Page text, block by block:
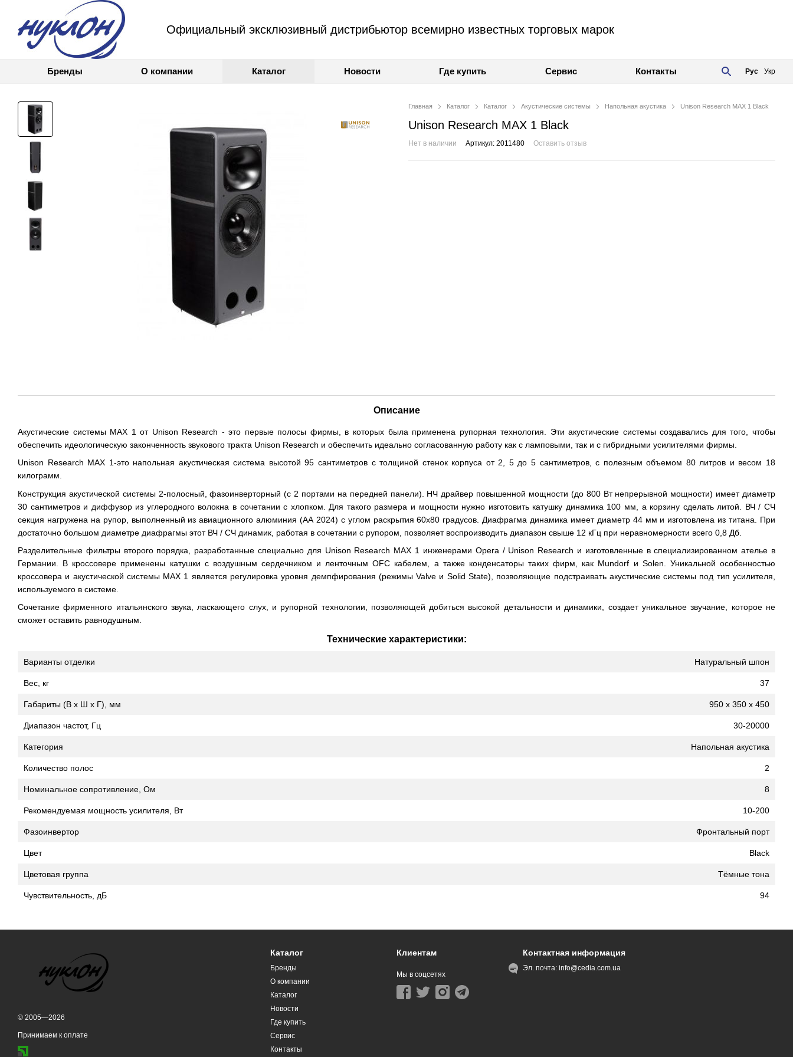
Официальный эксклюзивный дистрибьютор всемирно известных торговых марок
Бренды О компании Каталог Новости Где купить Сервис Контакты Рус Укр
Главная Каталог Каталог Акустические системы Напольная акустика Unison Research MAX 1 Black
Unison Research MAX 1 Black
Нет в наличии Артикул: 2011480 Оставить отзыв
Описание
Акустические системы MAX 1 от Unison Research - это первые полосы фирмы, в которых была применена рупорная технология. Эти акустические системы создавались для того, чтобы
обеспечить идеологическую законченность звукового тракта Unison Research и обеспечить идеально согласованную работу как с ламповыми, так и с гибридными усилителями фирмы.
Unison Research MAX 1-это напольная акустическая система высотой 95 сантиметров с толщиной стенок корпуса от 2, 5 до 5 сантиметров, с полезным объемом 80 литров и весом 18
килограмм.
Конструкция акустической системы 2-полосный, фазоинверторный (с 2 портами на передней панели). НЧ драйвер повышенной мощности (до 800 Вт непрерывной мощности) имеет диаметр
30 сантиметров и диффузор из углеродного волокна в сочетании с хлопком. Для такого размера и мощности нужно изготовить катушку динамика 100 мм, а корзину сделать литой. ВЧ / СЧ
секция нагружена на рупор, выполненный из авиационного алюминия (АА 2024) с углом раскрытия 60х80 градусов. Диафрагма динамика имеет диаметр 44 мм и изготовлена из титана. При
достаточно большом диаметре диафрагмы этот ВЧ / СЧ динамик, работая в сочетании с рупором, позволяет воспроизводить диапазон свыше 12 кГц при неравномерности всего 0,8 Дб.
Разделительные фильтры второго порядка, разработанные специально для Unison Research MAX 1 инженерами Opera / Unison Research и изготовленные в специализированном ателье в
Германии. В кроссовере применены катушки с воздушным сердечником и ленточным OFC кабелем, а также конденсаторы таких фирм, как Mundorf и Solen. Уникальной особенностью
кроссовера и акустической системы MAX 1 является регулировка уровня демпфирования (режимы Valve и Solid State), позволяющие подстраивать акустические системы под тип усилителя,
используемого в системе.
Сочетание фирменного итальянского звука, ласкающего слух, и рупорной технологии, позволяющей добиться высокой детальности и динамики, создает уникальное звучание, которое не
сможет оставить равнодушным.
Технические характеристики:
Варианты отделки Натуральный шпон
Вес, кг 37
Габариты (В х Ш х Г), мм 950 x 350 x 450
Диапазон частот, Гц 30-20000
Категория Напольная акустика
Количество полос 2
Номинальное сопротивление, Ом 8
Рекомендуемая мощность усилителя, Вт 10-200
Фазоинвертор Фронтальный порт
Цвет Black
Цветовая группа Тёмные тона
Чувствительность, дБ 94
© 2005—2026
Принимаем к оплате
Каталог
Бренды
О компании
Каталог
Новости
Где купить
Сервис
Контакты
Клиентам
Мы в соцсетях
Контактная информация
Эл. почта:info@cedia.com.ua